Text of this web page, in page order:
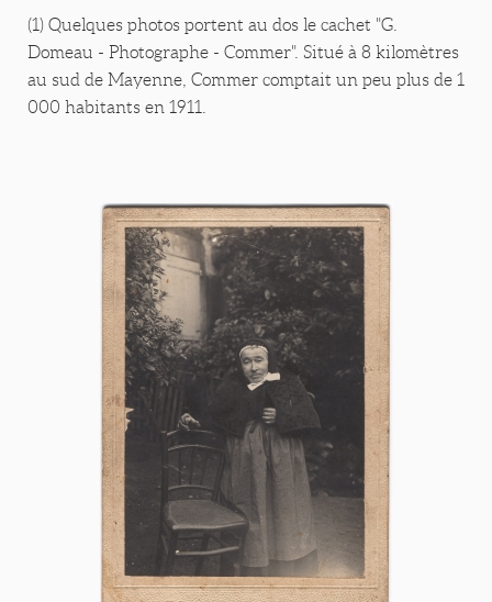
(1) Quelques photos portent au dos le cachet "G.
Domeau - Photographe - Commer". Situé à 8 kilomètres
au sud de Mayenne, Commer comptait un peu plus de 1
000 habitants en 1911.